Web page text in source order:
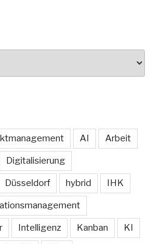
AI Arbeit
Digitalisierung
Düsseldorf hybrid IHK
Intelligenz Kanban KI